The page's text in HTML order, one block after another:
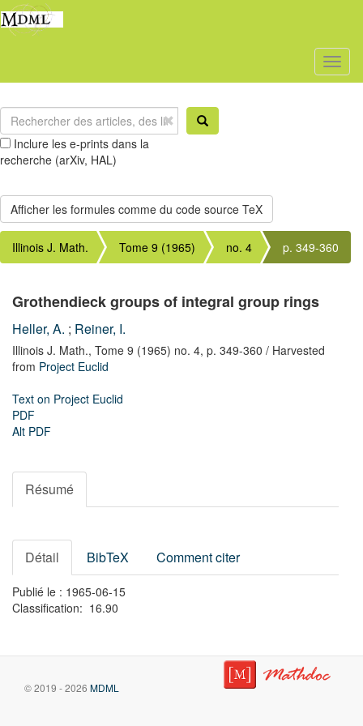
Inclure les e-prints dans la
recherche (arXiv, HAL)
Illinois J. Math. Tome 9 (1965) no. 4 p. 349-360
Grothendieck groups of integral group rings
Heller, A. ; Reiner, I.
Illinois J. Math., Tome 9 (1965) no. 4, p. 349-360 / Harvested
from Project Euclid
Text on Project Euclid
PDF
Alt PDF
Résumé
Détail BibTeX Comment citer
Publié le : 1965-06-15
Classification: 16.90
© 2019 - 2026 MDML